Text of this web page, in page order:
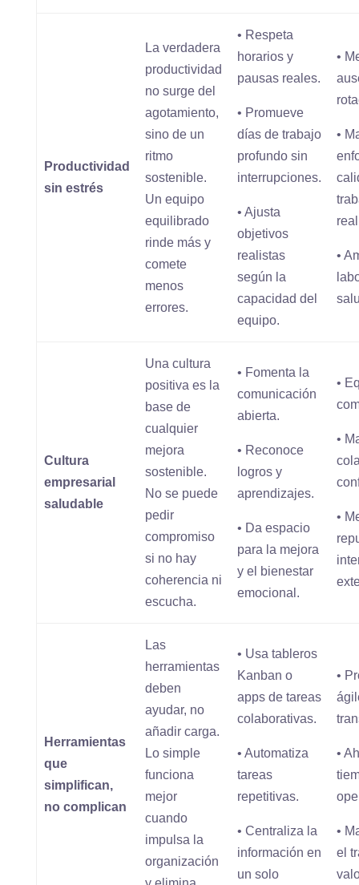
Productividad
sin estrés
La verdadera
productividad
no surge del
agotamiento,
sino de un
ritmo
sostenible.
Un equipo
equilibrado
rinde más y
comete
menos
errores.
• Respeta
horarios y
pausas reales.
• Promueve
días de trabajo
profundo sin
interrupciones.
• Ajusta
objetivos
realistas
según la
capacidad del
equipo.
•
•
•
Cultura
empresarial
saludable
Una cultura
positiva es la
base de
cualquier
mejora
sostenible.
No se puede
pedir
compromiso
si no hay
coherencia ni
escucha.
• Fomenta la
comunicación
abierta.
• Reconoce
logros y
aprendizajes.
• Da espacio
para la mejora
y el bienestar
emocional.
•
•
•
Herramientas
que
simplifican,
no complican
Las
herramientas
deben
ayudar, no
añadir carga.
Lo simple
funciona
mejor
cuando
impulsa la
organización
• Usa tableros
Kanban o
apps de tareas
colaborativas.
• Automatiza
tareas
repetitivas.
• Centraliza la
información en
un solo
•
•
•
el